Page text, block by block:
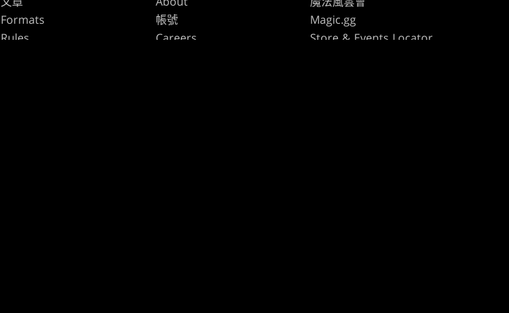
Formats
Rules
帳號
Careers
Magic.gg
Store & Events Locator